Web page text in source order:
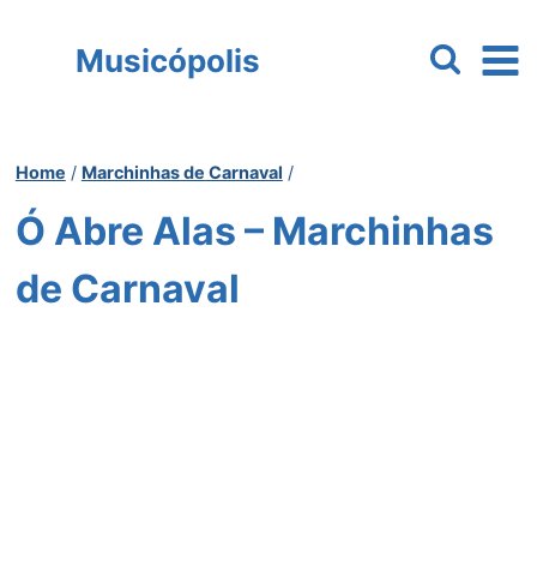
Musicópolis
Home / Marchinhas de Carnaval /
Ó Abre Alas – Marchinhas
de Carnaval